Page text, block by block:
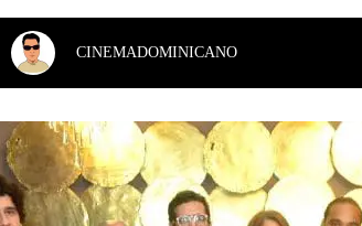
CINEMADOMINICANO